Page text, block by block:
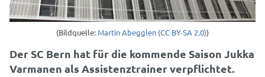
(Bildquelle: Martin Abegglen (CC BY-SA 2.0))
Der SC Bern hat für die kommende Saison Jukka
Varmanen als Assistenztrainer verpflichtet.